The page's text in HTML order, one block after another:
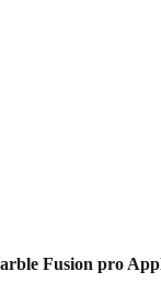
Fusion pro